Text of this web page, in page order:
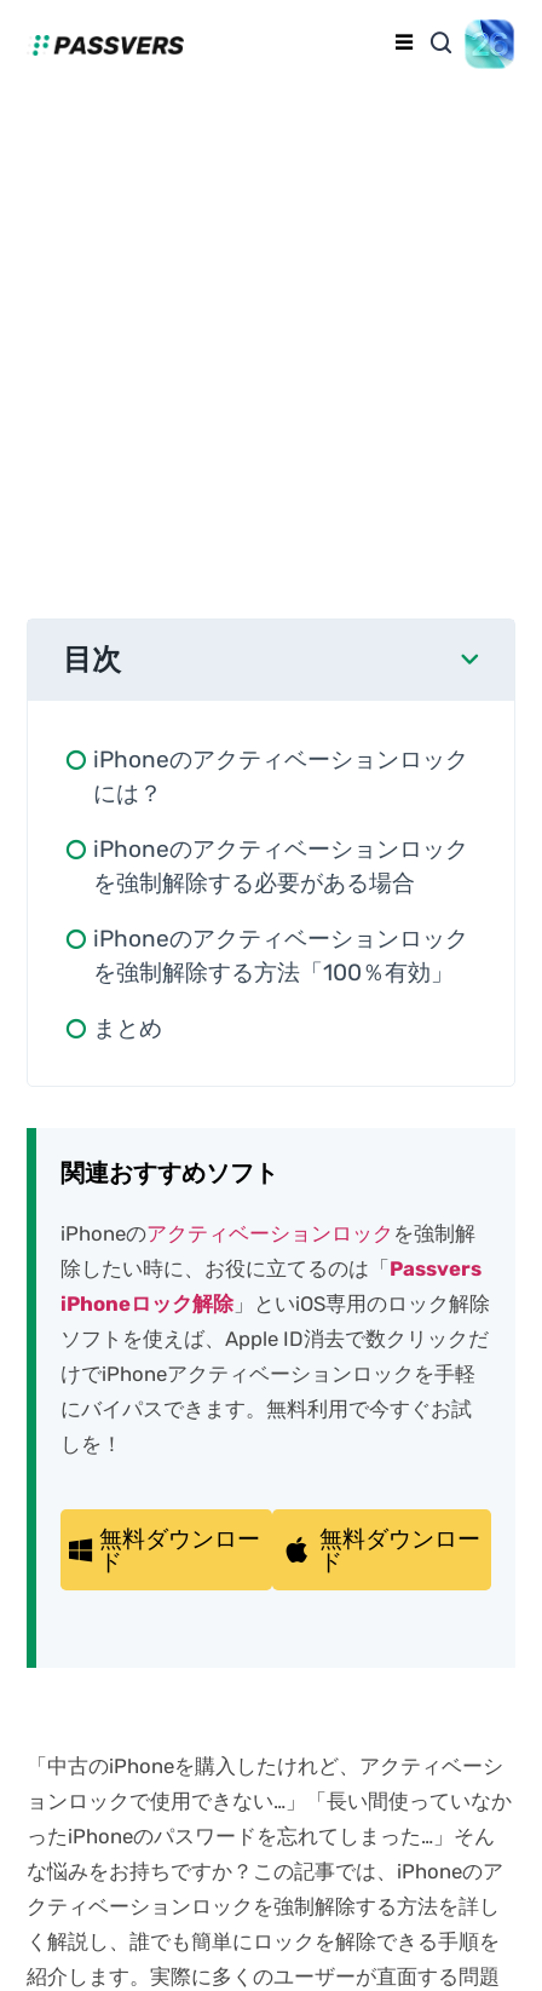
目次
iPhoneのアクティベーションロック
には？
iPhoneのアクティベーションロック
を強制解除する必要がある場合
iPhoneのアクティベーションロック
を強制解除する方法「100％有効」
まとめ
関連おすすめソフト​
iPhoneのアクティベーションロック を強制解
除したい時に、お役に立てるのは「Passvers
iPhoneロック解除」といiOS専用のロック解除
ソフトを使えば、Apple ID消去で数クリックだ
けでiPhoneアクティベーションロックを手軽
にバイパスできます。無料利用で今すぐお試
しを！
無料ダウンロー
ド
無料ダウンロー
ド
「中古のiPhoneを購入したけれど、アクティベーシ
ョンロックで使用できない…」「長い間使っていなか
ったiPhoneのパスワードを忘れてしまった…」そん
な悩みをお持ちですか？この記事では、iPhoneのア
クティベーションロックを強制解除する方法を詳し
く解説し、誰でも簡単にロックを解除できる手順を
紹介します。実際に多くのユーザーが直面する問題